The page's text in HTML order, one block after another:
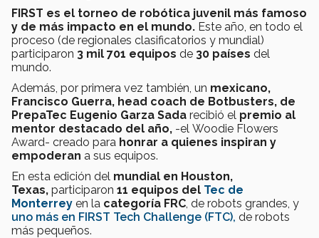
FIRST es el torneo de robótica juvenil más famoso
y de más impacto en el mundo. Este año, en todo el
proceso (de regionales clasificatorios y mundial)
participaron 3 mil 701 equipos de 30 países del
mundo.
Además, por primera vez también, un mexicano,
Francisco Guerra, head coach de Botbusters, de
PrepaTec Eugenio Garza Sada recibió el premio al
mentor destacado del año, -el Woodie Flowers
Award- creado para honrar a quienes inspiran y
empoderan a sus equipos.
En esta edición del mundial en Houston,
Texas, participaron 11 equipos del Tec de
Monterrey en la categoría FRC , de robots grandes, y
uno más en FIRST Tech Challenge (FTC), de robots
más pequeños.